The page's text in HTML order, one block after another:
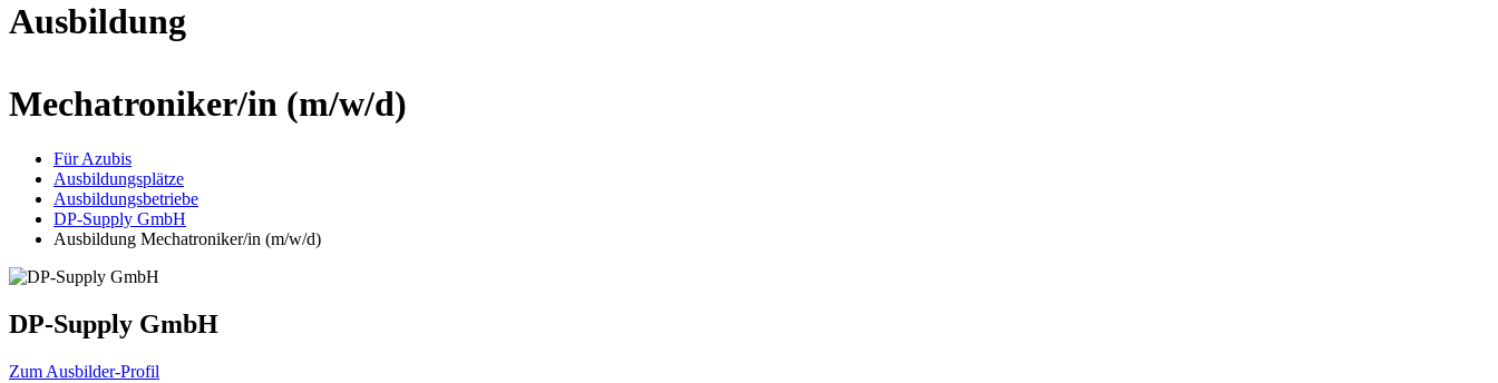
Ausbildung
Mechatroniker/in (m/w/d)
Für Azubis
Ausbildungsplätze
Ausbildungsbetriebe
DP-Supply GmbH
Ausbildung Mechatroniker/in (m/w/d)
DP-Supply GmbH
Zum Ausbilder-Profil